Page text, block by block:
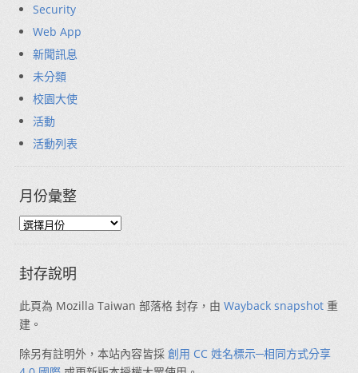
Security
Web App
新聞訊息
未分類
校園大使
活動
活動列表
月份彙整
封存說明
此頁為 Mozilla Taiwan 部落格 封存，由 Wayback snapshot 重
建。
除另有註明外，本站內容皆採 創用 CC 姓名標示─相同方式分享